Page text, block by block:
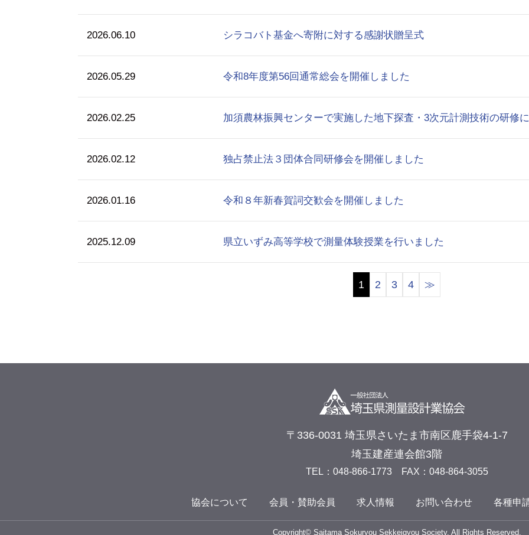
2026.06.10 シラコバト基金へ寄附に対する感謝状贈呈式
2026.05.29 令和8年度第56回通常総会を開催しました
2026.02.25 加須農林振興センターで実施した地下探査・3次元計測技術の研修
2026.02.12 独占禁止法３団体合同研修会を開催しました
2026.01.16 令和８年新春賀詞交歓会を開催しました
2025.12.09 県立いずみ高等学校で測量体験授業を行いました
1 2 3 4 ≫
〒336-0031 埼玉県さいたま市南区鹿手袋4-1-7
埼玉建産連会館3階
TEL：048-866-1773FAX：048-864-3055
協会について 会員・賛助会員 求人情報 お問い合わせ 各種申
Copyright© Saitama Sokuryou Sekkeigyou Society. All Rights Reserved.